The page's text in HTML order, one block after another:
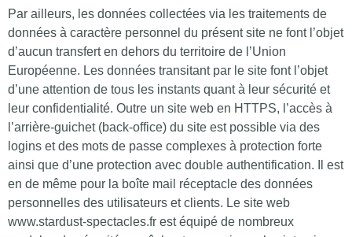
Par ailleurs, les données collectées via les traitements de
données à caractère personnel du présent site ne font l’objet
d’aucun transfert en dehors du territoire de l’Union
Européenne. Les données transitant par le site font l’objet
d’une attention de tous les instants quant à leur sécurité et
leur confidentialité. Outre un site web en HTTPS, l’accès à
l’arrière-guichet (back-office) du site est possible via des
logins et des mots de passe complexes à protection forte
ainsi que d’une protection avec double authentification. Il est
en de même pour la boîte mail réceptacle des données
personnelles des utilisateurs et clients. Le site web
www.stardust-spectacles.fr est équipé de nombreux